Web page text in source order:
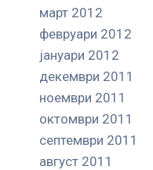
март 2012
февруари 2012
јануари 2012
декември 2011
ноември 2011
октомври 2011
септември 2011
август 2011